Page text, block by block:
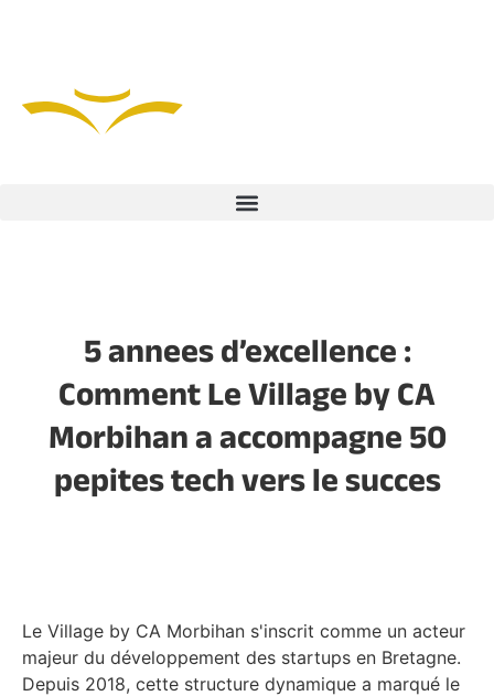
5 annees d’excellence :
Comment Le Village by CA
Morbihan a accompagne 50
pepites tech vers le succes
Le Village by CA Morbihan s'inscrit comme un acteur
majeur du développement des startups en Bretagne.
Depuis 2018, cette structure dynamique a marqué le